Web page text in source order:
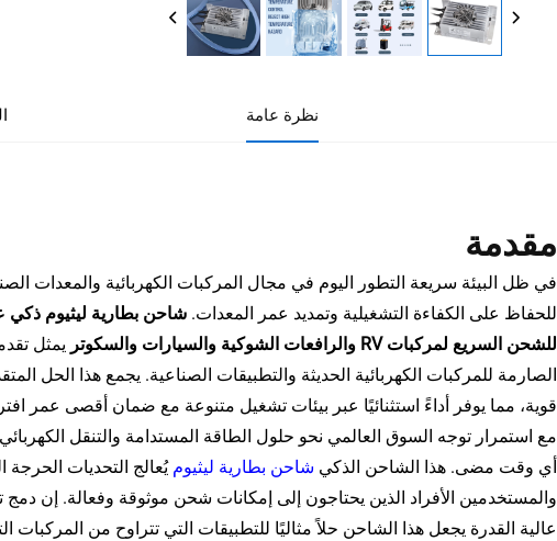
نظرة عامة
مقدمة
في ظل البيئة سريعة التطور اليوم في مجال المركبات الكهربائية والمعدات
للحفاظ على الكفاءة التشغيلية وتمديد عمر المعدات.
للشحن السريع لمركبات RV والرافعات الشوكية والسيارات والسكوتر
يمثل
الصارمة للمركبات الكهربائية الحديثة والتطبيقات الصناعية. يجمع هذا الحل
قوية، مما يوفر أداءً استثنائيًا عبر بيئات تشغيل متنوعة مع ضمان أقصى عمر
مع استمرار توجه السوق العالمي نحو حلول الطاقة المستدامة والتنقل
أي وقت مضى. هذا الشاحن الذكي شاحن بطارية ليثيوميُعالج التحديات
والمستخدمين الأفراد الذين يحتاجون إلى إمكانات شحن موثوقة وفعالة. إن دمج
عالية القدرة يجعل هذا الشاحن حلاً مثاليًا للتطبيقات التي تتراوح من المركبات